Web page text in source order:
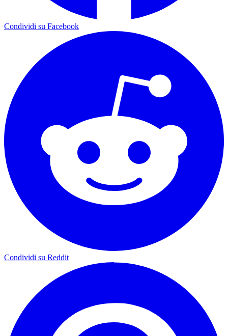
Condividi su Facebook
Condividi su Reddit